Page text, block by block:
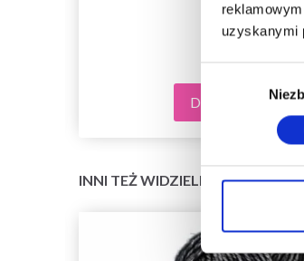
uzyskanymi
21,75 zł
Dodaj do koszyka
INNI TEŻ WIDZIELI